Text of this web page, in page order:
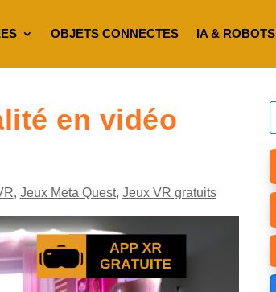
OBJETS CONNECTES IA & ROBOTS
en vidéo
, Jeux Meta Quest, Jeux VR gratuits